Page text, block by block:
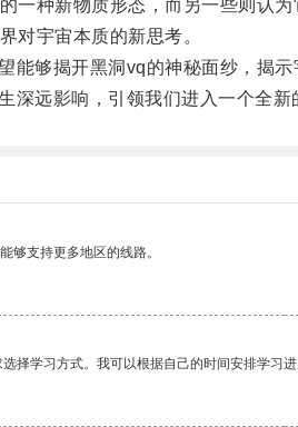
种新物质形态，而另一些则认为
宇宙本质的新思考。
够揭开黑洞vq的神秘面纱，揭示
远影响，引领我们进入一个全新
够支持更多地区的线路。
择学习方式。我可以根据自己的时间安排学习进